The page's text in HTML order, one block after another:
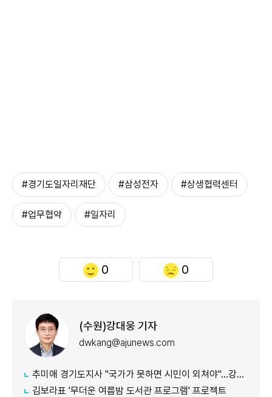
#경기도일자리재단 #삼성전자 #상생협력센터
#업무협약 #일자리
0 0
(수원)강대웅 기자
dwkang@ajunews.com
추미애 경기도지사 "국가가 못하면 시민이 외쳐야"...강일출 할머니 흉상 앞 '연대' 강조
김보라표 '무더운 여름밤 도서관 프로그램' 프로젝트